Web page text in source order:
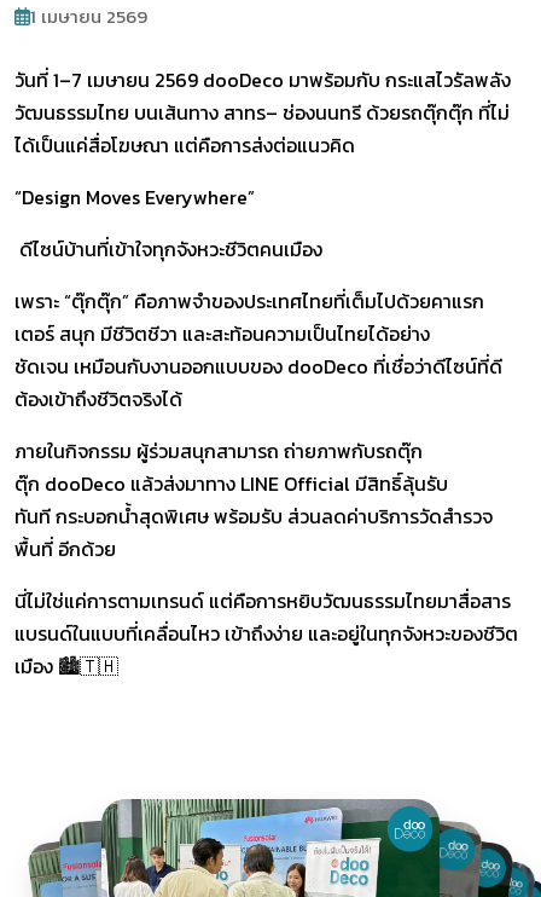
1 เมษายน 2569
วันที่1–7 เมษายน 2569 dooDeco มาพร้อมกับ กระแสไวรัลพลัง
วัฒนธรรมไทย บนเส้นทาง สาทร– ช่องนนทรี ด้วยรถตุ๊กตุ๊ก ที่ไม่
ได้เป็นแค่สื่อโฆษณา แต่คือการส่งต่อแนวคิด
“Design Moves Everywhere”
ดีไซน์บ้านที่เข้าใจทุกจังหวะชีวิตคนเมือง
เพราะ “ตุ๊กตุ๊ก” คือภาพจำของประเทศไทยที่เต็มไปด้วยคาแรก
เตอร์ สนุก มีชีวิตชีวา และสะท้อนความเป็นไทยได้อย่าง
ชัดเจน เหมือนกับงานออกแบบของ dooDeco ที่เชื่อว่าดีไซน์ที่ดี
ต้องเข้าถึงชีวิตจริงได้
ภายในกิจกรรม ผู้ร่วมสนุกสามารถ ถ่ายภาพกับรถตุ๊ก
ตุ๊ก dooDeco แล้วส่งมาทาง LINE Official มีสิทธิ์ลุ้นรับ
ทันทีกระบอกน้ำสุดพิเศษพร้อมรับ ส่วนลดค่าบริการวัดสำรวจ
พื้นที่ อีกด้วย
นี่ไม่ใช่แค่การตามเทรนด์ แต่คือการหยิบวัฒนธรรมไทยมาสื่อสาร
แบรนด์ในแบบที่เคลื่อนไหว เข้าถึงง่าย และอยู่ในทุกจังหวะของชีวิต
เมือง​ 🏙️🇹🇭